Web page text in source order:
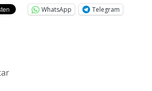
WhatsApp
Telegram